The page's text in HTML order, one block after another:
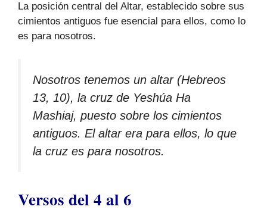
La posición central del Altar, establecido sobre sus
cimientos antiguos fue esencial para ellos, como lo
es para nosotros.
Nosotros tenemos un altar (Hebreos
13, 10), la cruz de Yeshúa Ha
Mashiaj, puesto sobre los cimientos
antiguos. El altar era para ellos, lo que
la cruz es para nosotros.
Versos del 4 al 6